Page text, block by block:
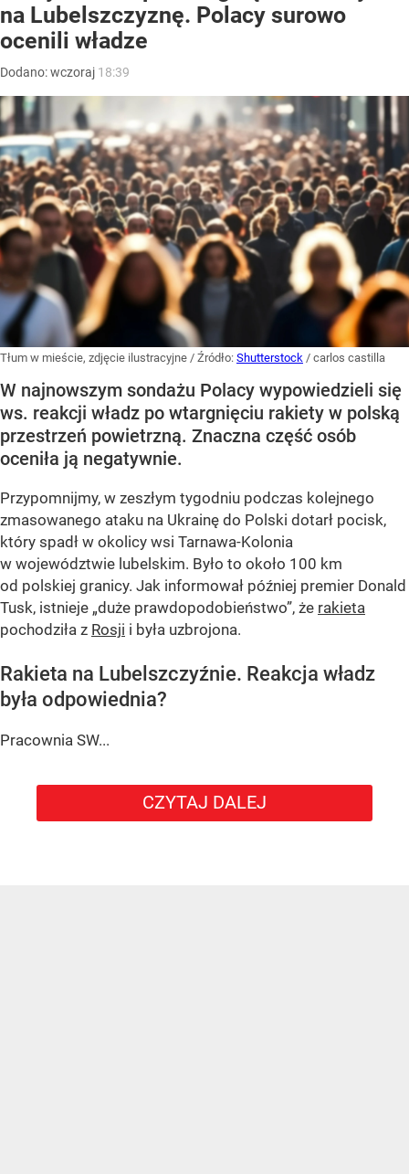
na Lubelszczyznę. Polacy surowo
ocenili władze
Dodano:wczoraj 18:39
Tłum w mieście, zdjęcie ilustracyjne / Źródło: Shutterstock / carlos castilla
W najnowszym sondażu Polacy wypowiedzieli się
ws. reakcji władz po wtargnięciu rakiety w polską
przestrzeń powietrzną. Znaczna część osób
oceniła ją negatywnie.
Przypomnijmy, w zeszłym tygodniu podczas kolejnego
zmasowanego ataku na Ukrainę do Polski dotarł pocisk,
który spadł w okolicy wsi Tarnawa-Kolonia
w województwie lubelskim. Było to około 100 km
od polskiej granicy. Jak informował później premier Donald
Tusk, istnieje „duże prawdopodobieństwo”, że rakieta
pochodziła z Rosji i była uzbrojona.
Rakieta na Lubelszczyźnie. Reakcja władz
była odpowiednia?
Pracownia SW...
CZYTAJ DALEJ